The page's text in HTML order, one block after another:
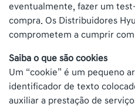
eventualmente, fazer um
compra. Os Distribuidores
comprometem a cumprir
Saiba o que são cookies
Um “cookie” é um pequeno
identificador de texto
auxiliar a prestação de